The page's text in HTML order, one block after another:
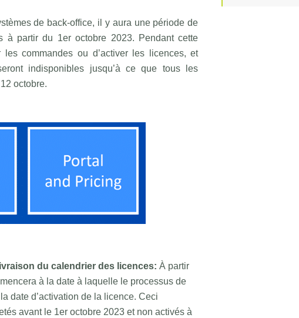
de back-office, il y aura une période de
à partir du 1er octobre 2023. Pendant cette
commandes ou d’activer les licences, et
indisponibles jusqu’à ce que tous les
octobre.
du calendrier des licences: À partir
à la date à laquelle le processus de
date d’activation de la licence. Ceci
avant le 1er octobre 2023 et non activés à